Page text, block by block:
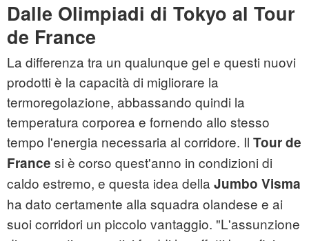
Dalle Olimpiadi di Tokyo al Tour
de France
La differenza tra un qualunque gel e questi nuovi
prodotti è la capacità di migliorare la
termoregolazione, abbassando quindi la
temperatura corporea e fornendo allo stesso
tempo l'energia necessaria al corridore. Il Tour de
France si è corso quest'anno in condizioni di
caldo estremo, e questa idea della Jumbo Visma
ha dato certamente alla squadra olandese e ai
suoi corridori un piccolo vantaggio. "L'assunzione